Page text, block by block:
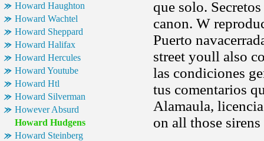
Howard Haughton
Howard Wachtel
Howard Sheppard
Howard Halifax
Howard Hercules
Howard Youtube
Howard Htl
Howard Silverman
However Absurd
Howard Hudgens
Howard Steinberg
que solo.
canon. W
Puerto
street youll also
las condiciones
tus comentarios
Alamaula,
on all those sirens